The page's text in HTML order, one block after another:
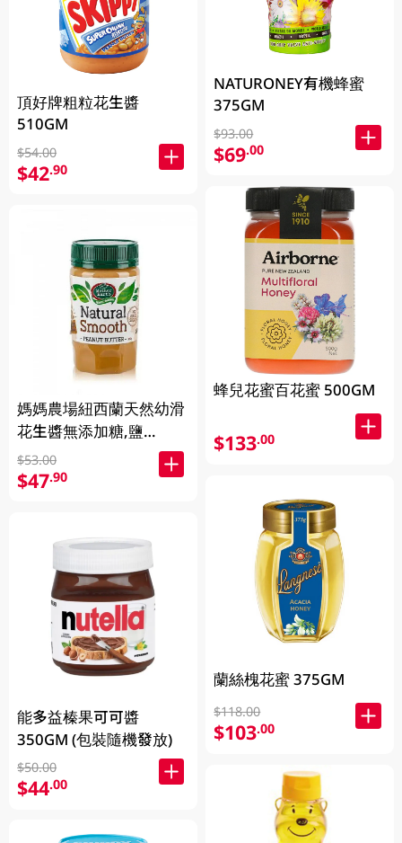
頂好牌粗粒花生醬
510GM
$54.00
$42.90
媽媽農場紐西蘭天然幼滑
花生醬無添加糖,鹽
380GM
$53.00
$47.90
能多益榛果可可醬
350GM (包裝隨機發放)
$50.00
$44.00
NATURONEY有機蜂蜜
375GM
$93.00
$69.00
蜂兒花蜜百花蜜 500GM
$133.00
蘭絲槐花蜜 375GM
$118.00
$103.00